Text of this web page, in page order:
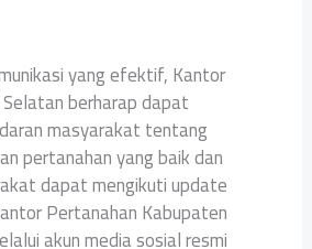
yang efektif, Kantor
berharap dapat
masyarakat tentang
pertanahan yang baik dan
dapat mengikuti update
Pertanahan Kabupaten
akun media sosial resmi